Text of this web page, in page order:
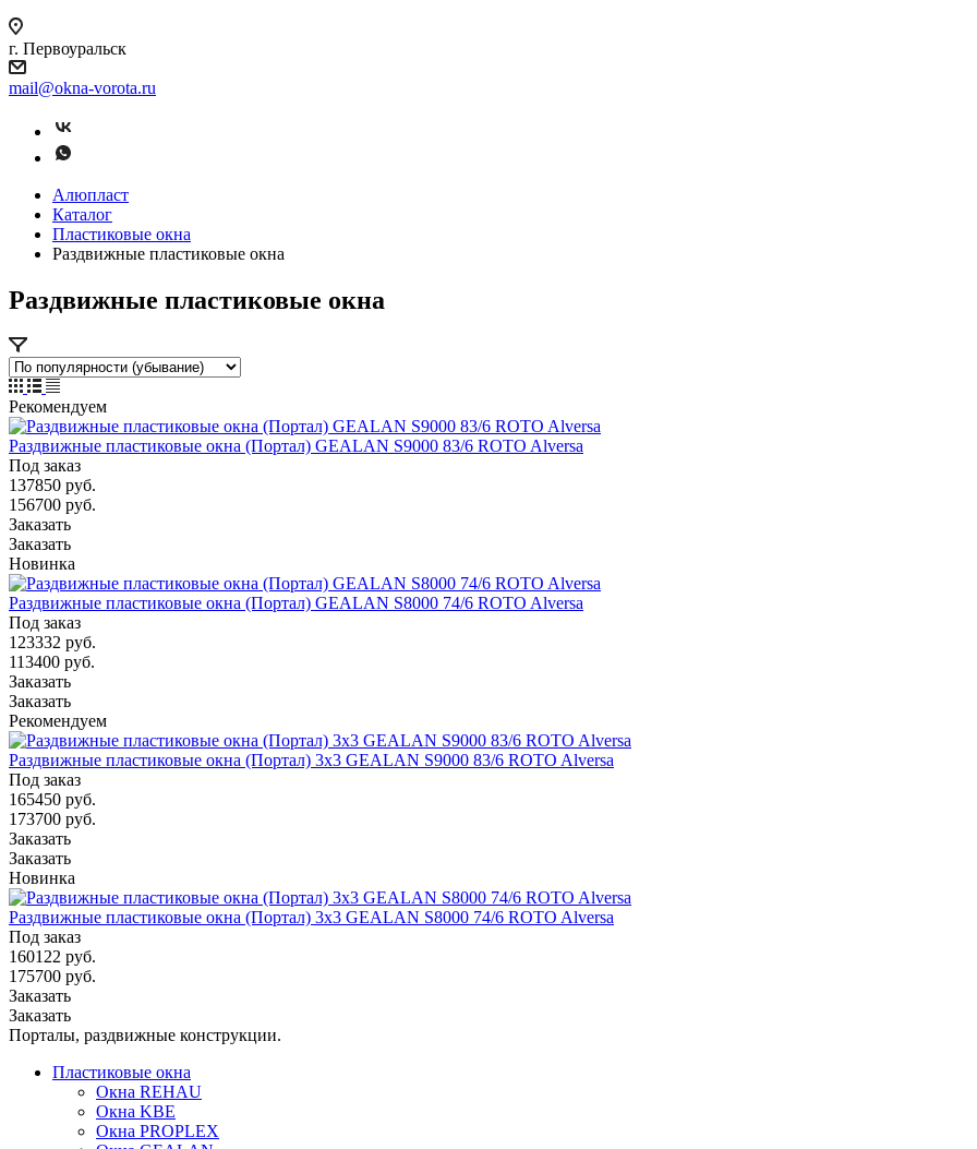
г. Первоуральск
mail@okna-vorota.ru
Алюпласт
Каталог
Пластиковые окна
Раздвижные пластиковые окна
Раздвижные пластиковые окна
Рекомендуем
Раздвижные пластиковые окна (Портал) GEALAN S9000 83/6 ROTO Alversa
Под заказ
137850 руб.
156700 руб.
Заказать
Заказать
Новинка
Раздвижные пластиковые окна (Портал) GEALAN S8000 74/6 ROTO Alversa
Под заказ
123332 руб.
113400 руб.
Заказать
Заказать
Рекомендуем
Раздвижные пластиковые окна (Портал) 3х3 GEALAN S9000 83/6 ROTO Alversa
Под заказ
165450 руб.
173700 руб.
Заказать
Заказать
Новинка
Раздвижные пластиковые окна (Портал) 3х3 GEALAN S8000 74/6 ROTO Alversa
Под заказ
160122 руб.
175700 руб.
Заказать
Заказать
Порталы, раздвижные конструкции.
Пластиковые окна
Окна REHAU
Окна KBE
Окна PROPLEX